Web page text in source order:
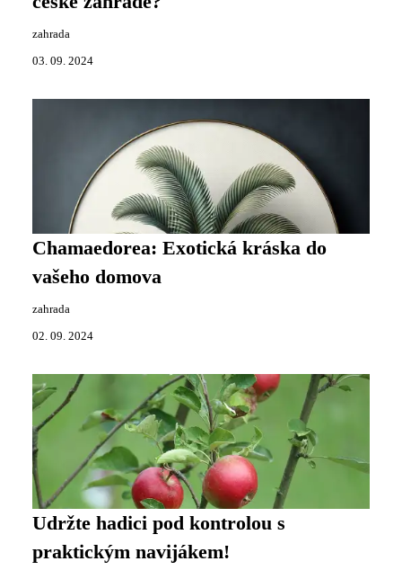
zahrada
03. 09. 2024
Chamaedorea: Exotická kráska do
vašeho domova
zahrada
02. 09. 2024
Udržte hadici pod kontrolou s
praktickým navijákem!